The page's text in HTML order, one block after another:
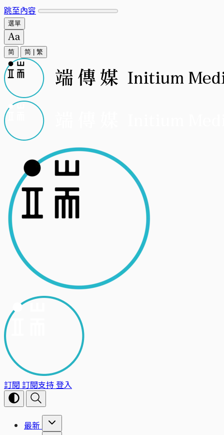
跳至內容
選單
简 简 繁
訂閱 訂閱支持登入
最新